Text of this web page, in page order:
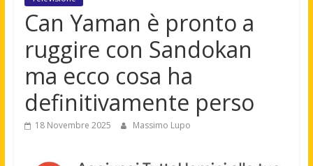
Can Yaman è pronto a
ruggire con Sandokan
ma ecco cosa ha
definitivamente perso
18 Novembre 2025 Massimo Lupo